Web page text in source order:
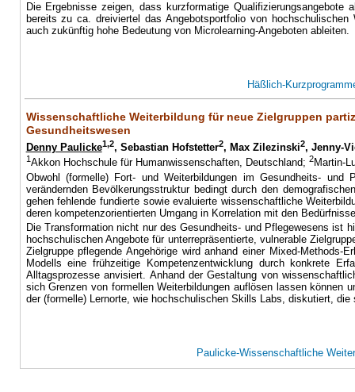
Die Ergebnisse zeigen, dass kurzformatige Qualifizierungsangebote
bereits zu ca. dreiviertel das Angebotsportfolio von
auch zukünftig hohe Bedeutung von Microlearning-Angeboten ableiten.
Häßlich-
Wissenschaftliche Weiterbildung für neue Zielgruppen
Gesundheitswesen
Denny Paulicke1,2, Sebastian Hofstetter2, Max Zilezinski2, Jenny-
1 Akkon Hochschule für Humanwissenschaften, Deutschland; 2Martin-
Obwohl (formelle) Fort- und Weiterbildungen im Gesundheits-
verändernden Bevölkerungsstruktur bedingt durch den
gehen fehlende fundierte sowie evaluierte wissenschaftliche
deren kompetenzorientierten Umgang in Korrelation mit den
Die Transformation nicht nur des Gesundheits- und Pflegewesens ist
hochschulischen Angebote für unterrepräsentierte, vulnerable
Zielgruppe pflegende Angehörige wird anhand einer Mixed-
Modells eine frühzeitige Kompetenzentwicklung durch konkrete
Alltagsprozesse anvisiert. Anhand der Gestaltung von
sich Grenzen von formellen Weiterbildungen auflösen lassen können
der (formelle) Lernorte, wie hochschulischen Skills Labs, diskutiert,
Paulicke-Wissenschaftliche